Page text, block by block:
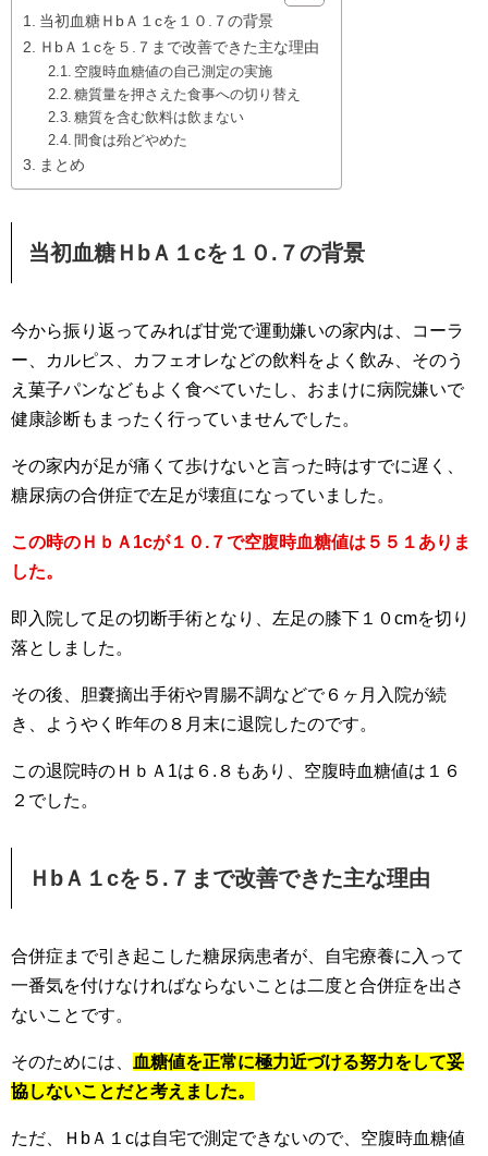
当初血糖ＨbＡ１cを１０.７の背景
ＨbＡ１cを５.７まで改善できた主な理由
空腹時血糖値の自己測定の実施
糖質量を押さえた食事への切り替え
糖質を含む飲料は飲まない
間食は殆どやめた
まとめ
当初血糖ＨbＡ１cを１０.７の背景
今から振り返ってみれば甘党で運動嫌いの家内は、コーラ
ー、カルピス、カフェオレなどの飲料をよく飲み、そのう
え菓子パンなどもよく食べていたし、おまけに病院嫌いで
健康診断もまったく行っていませんでした。
その家内が足が痛くて歩けないと言った時はすでに遅く、
糖尿病の合併症で左足が壊疽になっていました。
この時のＨｂＡ1cが１０.７で空腹時血糖値は５５１ありま
した。
即入院して足の切断手術となり、左足の膝下１０cmを切り
落としました。
その後、胆嚢摘出手術や胃腸不調などで６ヶ月入院が続
き、ようやく昨年の８月末に退院したのです。
この退院時のＨｂＡ1は６.８もあり、空腹時血糖値は１６
２でした。
ＨbＡ１cを５.７まで改善できた主な理由
合併症まで引き起こした糖尿病患者が、自宅療養に入って
一番気を付けなければならないことは二度と合併症を出さ
ないことです。
そのためには、
血糖値を正常に極力近づける努力をして妥
協しないことだと考えました。
ただ、ＨbＡ１cは自宅で測定できないので、空腹時血糖値